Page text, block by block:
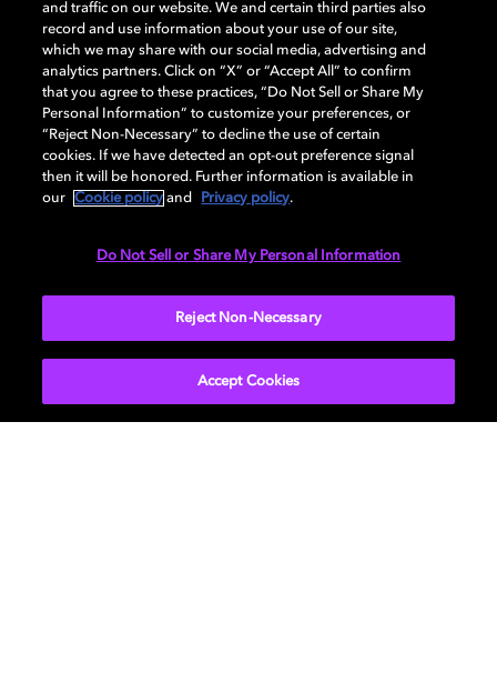
Dolby ロゴおよび商標が表示された民生用機器が、
Dolby Laboratories によって正規にライセンスされて
いることを確認するには、Licensed Dolby
Manufacturers のリストをご参照ください。
Licensed Dolby Manufacturers
Alliance for Open Media Patent
License 1.0 に関する声明
詳しくはこちら
and traffic on our website. We and certain third parties also
record and use information about your use of our site,
which we may share with our social media, advertising and
analytics partners. Click on “X” or “Accept All” to confirm
that you agree to these practices, “Do Not Sell or Share My
Personal Information” to customize your preferences, or
“Reject Non-Necessary” to decline the use of certain
cookies. If we have detected an opt-out preference signal
then it will be honored. Further information is available in
our
Cookie policy and Privacy policy.
Do Not Sell or Share My Personal Information
Reject Non-Necessary
Accept Cookies